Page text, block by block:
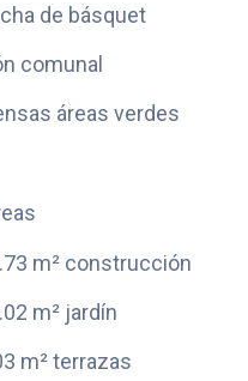
de básquet
comunal
áreas verdes
m² construcción
m² jardín
m² terrazas